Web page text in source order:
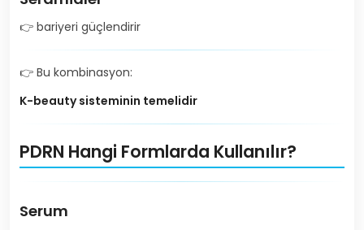
👉 bariyeri güçlendirir
👉 Bu kombinasyon:
K-beauty sisteminin temelidir
PDRN Hangi Formlarda Kullanılır?
Serum